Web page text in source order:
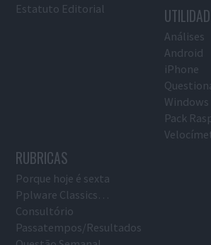
Estatuto Editorial
Análises
Android
iPhone
Pack
RUBRICAS
Porque hoje é sexta
Pplware Classics…
Consultório
Passatempos/Resultados